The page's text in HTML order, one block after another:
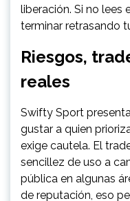
liberación. Si no lees
terminar retrasando
Riesgos,
reales
Swifty Sport
gustar a quien
exige cautela. El
sencillez de uso a
pública en algunas
de reputación, eso